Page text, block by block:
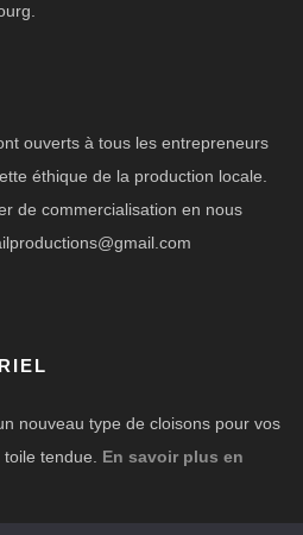
ouverts à tous les entrepreneurs
éthique de la production locale.
de commercialisation en nous
nouveau type de cloisons pour vos
tendue. En savoir plus en